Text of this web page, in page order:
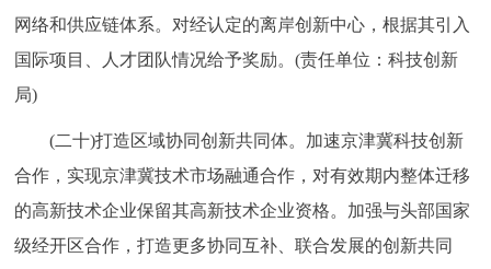
网络和供应链体系。对经认定的离岸创新中心，根据其引入
国际项目、人才团队情况给予奖励。(责任单位：科技创新
局)
(二十)打造区域协同创新共同体。加速京津冀科技创新
合作，实现京津冀技术市场融通合作，对有效期内整体迁移
的高新技术企业保留其高新技术企业资格。加强与头部国家
级经开区合作，打造更多协同互补、联合发展的创新共同